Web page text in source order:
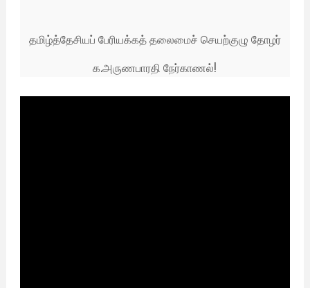
தமிழ்த்தேசியப் பேரியக்கத் தலைமைச் செயற்குழு தோழர்
க.அருணபாரதி நேர்காணல்!